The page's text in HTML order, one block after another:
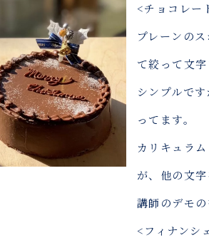
<チョコレー
プレーンの
て絞って文字
シンプルで
ってます。
カリキュラ
が、他の文
講師のデモ
<フィナンシ